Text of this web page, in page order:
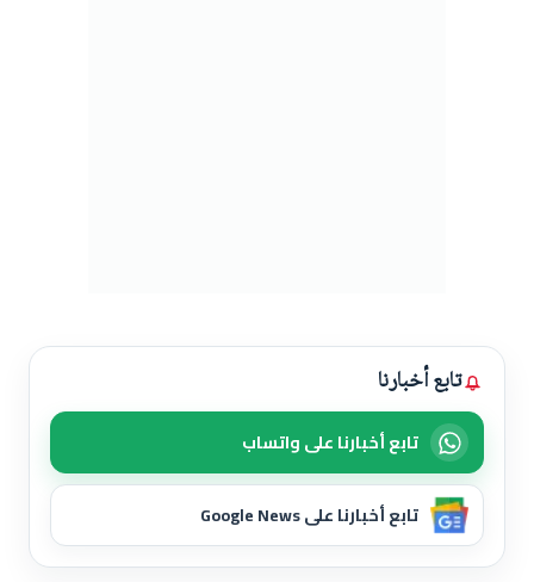
تابع أخبارنا
تابع أخبارنا على واتساب
تابع أخبارنا على Google News